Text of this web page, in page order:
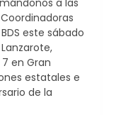
este sábado
en Gran
estatales e
de la